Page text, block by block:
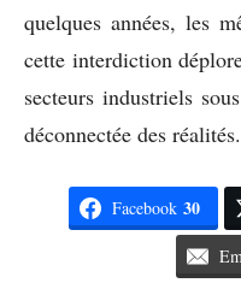
quelques années, les
cette interdiction
secteurs industriels
déconnectée des réalités.
Facebook 30